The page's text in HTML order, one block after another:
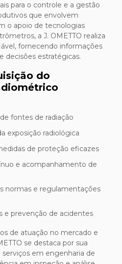
para o controle e a gestão
que envolvem
o apoio de tecnologias
a J. OMETTO realiza
fornecendo informações
decisões estratégicas.
do
fontes de radiação
exposição radiológica
de proteção eficazes
e prevenção de acidentes
de atuação no mercado e
se destaca por sua
em engenharia de